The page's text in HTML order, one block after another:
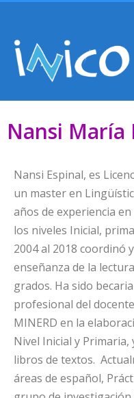
Nansi María
Nansi Espinal, es
un master en
años de experiencia
los niveles Inicial,
2004 al 2018 coordinó
enseñanza de la
grados. Ha sido
profesional del
MINERD en la
Nivel Inicial y Primaria,
libros de textos.
áreas de español,